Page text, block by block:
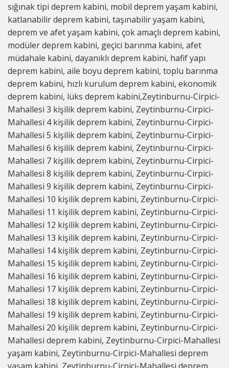
sığınak tipi deprem kabini, mobil deprem yaşam kabini,
katlanabilir deprem kabini, taşınabilir yaşam kabini,
deprem ve afet yaşam kabini, çok amaçlı deprem kabini,
modüler deprem kabini, geçici barınma kabini, afet
müdahale kabini, dayanıklı deprem kabini, hafif yapı
deprem kabini, aile boyu deprem kabini, toplu barınma
deprem kabini, hızlı kurulum deprem kabini, ekonomik
deprem kabini, lüks deprem kabini,Zeytinburnu-Cirpici-
Mahallesi 3 kişilik deprem kabini, Zeytinburnu-Cirpici-
Mahallesi 4 kişilik deprem kabini, Zeytinburnu-Cirpici-
Mahallesi 5 kişilik deprem kabini, Zeytinburnu-Cirpici-
Mahallesi 6 kişilik deprem kabini, Zeytinburnu-Cirpici-
Mahallesi 7 kişilik deprem kabini, Zeytinburnu-Cirpici-
Mahallesi 8 kişilik deprem kabini, Zeytinburnu-Cirpici-
Mahallesi 9 kişilik deprem kabini, Zeytinburnu-Cirpici-
Mahallesi 10 kişilik deprem kabini, Zeytinburnu-Cirpici-
Mahallesi 11 kişilik deprem kabini, Zeytinburnu-Cirpici-
Mahallesi 12 kişilik deprem kabini, Zeytinburnu-Cirpici-
Mahallesi 13 kişilik deprem kabini, Zeytinburnu-Cirpici-
Mahallesi 14 kişilik deprem kabini, Zeytinburnu-Cirpici-
Mahallesi 15 kişilik deprem kabini, Zeytinburnu-Cirpici-
Mahallesi 16 kişilik deprem kabini, Zeytinburnu-Cirpici-
Mahallesi 17 kişilik deprem kabini, Zeytinburnu-Cirpici-
Mahallesi 18 kişilik deprem kabini, Zeytinburnu-Cirpici-
Mahallesi 19 kişilik deprem kabini, Zeytinburnu-Cirpici-
Mahallesi 20 kişilik deprem kabini, Zeytinburnu-Cirpici-
Mahallesi deprem kabini, Zeytinburnu-Cirpici-Mahallesi
yaşam kabini, Zeytinburnu-Cirpici-Mahallesi deprem
yaşam kabini, Zeytinburnu-Cirpici-Mahallesi deprem